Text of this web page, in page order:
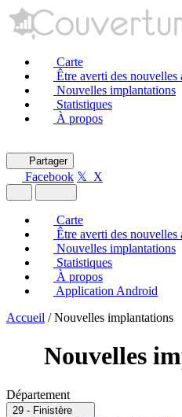
Carte
Être averti des nouvelles
Nouvelles implantations
Statistiques
À propos
Partager
Facebook 𝕏 X
Carte
Être averti des nouvelles
Nouvelles implantations
Statistiques
À propos
Application Android
Accueil / Nouvelles implantations
Nouvelles
Département
29 - Finistère